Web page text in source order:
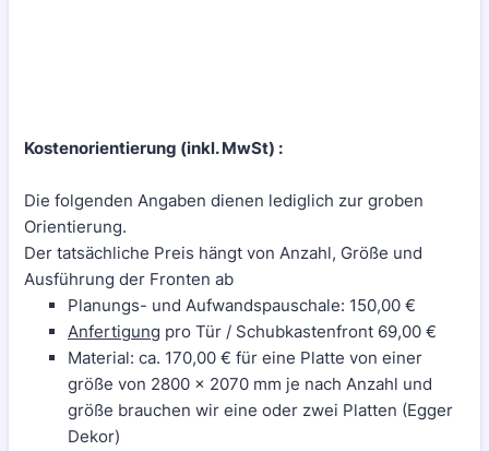
Kostenorientierung (inkl. MwSt) :
Die folgenden Angaben dienen lediglich zur groben
Orientierung.
Der tatsächliche Preis hängt von Anzahl, Größe und
Ausführung der Fronten ab
Planungs- und Aufwands­pauschale: 150,00 €
Anfertigung pro Tür / Schubkastenfront 69,00 €
Material: ca. 170,00 € für eine Platte von einer
größe von 2800 x 2070 mm je nach Anzahl und
größe brauchen wir eine oder zwei Platten (Egger
Dekor)